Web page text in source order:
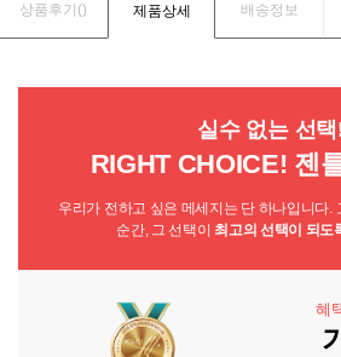
상품후기() 제품상세 배송정보
실수 없는 선
RIGHT CHOICE! 젠
우리가 전하고 싶은 메세지는 단 하나입니다.
순간, 그 선택이 최고의 선택이 되도
혜